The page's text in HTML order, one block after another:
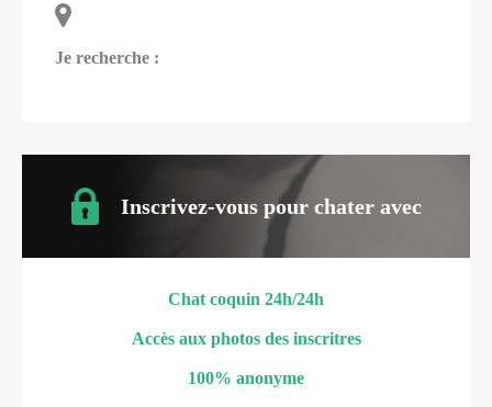
Je recherche :
Inscrivez-vous pour chater avec
Chat coquin 24h/24h
Accès aux photos des inscritres
100% anonyme